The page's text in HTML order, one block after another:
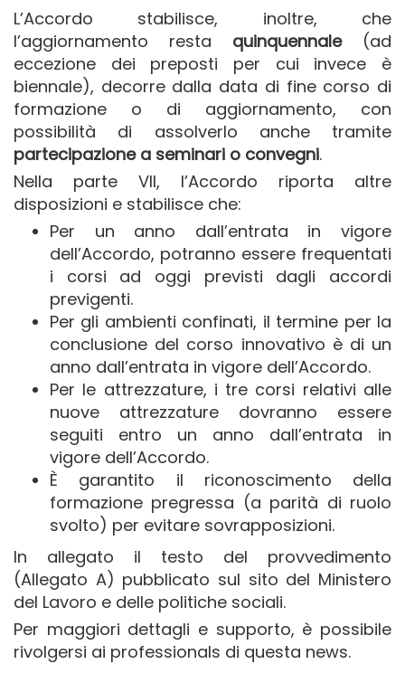
L’Accordo stabilisce, inoltre, che
l’aggiornamento resta quinquennale(ad
eccezione dei preposti per cui invece è
biennale), decorre dalla data di fine corso di
formazione o di aggiornamento, con
possibilità di assolverlo anche tramite
partecipazione a seminari o convegni.
Nella parte VII, l’Accordo riporta altre
disposizioni e stabilisce che:
Per un anno dall’entrata in vigore
dell’Accordo, potranno essere frequentati
i corsi ad oggi previsti dagli accordi
previgenti.
Per gli ambienti confinati, il termine per la
conclusione del corso innovativo è di un
anno dall’entrata in vigore dell’Accordo.
Per le attrezzature, i tre corsi relativi alle
nuove attrezzature dovranno essere
seguiti entro un anno dall’entrata in
vigore dell’Accordo.
È garantito il riconoscimento della
formazione pregressa (a parità di ruolo
svolto) per evitare sovrapposizioni.
In allegato il testo del provvedimento
(Allegato A) pubblicato sul sito del Ministero
del Lavoro e delle politiche sociali.
Per maggiori dettagli e supporto, è possibile
rivolgersi ai professionals di questa news.